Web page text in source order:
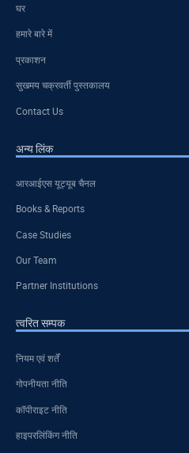
घर
हमारे बारे में
प्रकाशन
सुखमय चक्रवर्ती पुस्तकालय
Contact Us
अन्य लिंक
आरआईएस यूट्यूब चैनल
Books & Reports
Case Studies
Our Team
Partner Institutions
त्वरित सम्पक
नियम एवं शर्तें
गोपनीयता नीति
कॉपीराइट नीति
हाइपरलिंकिंग नीति